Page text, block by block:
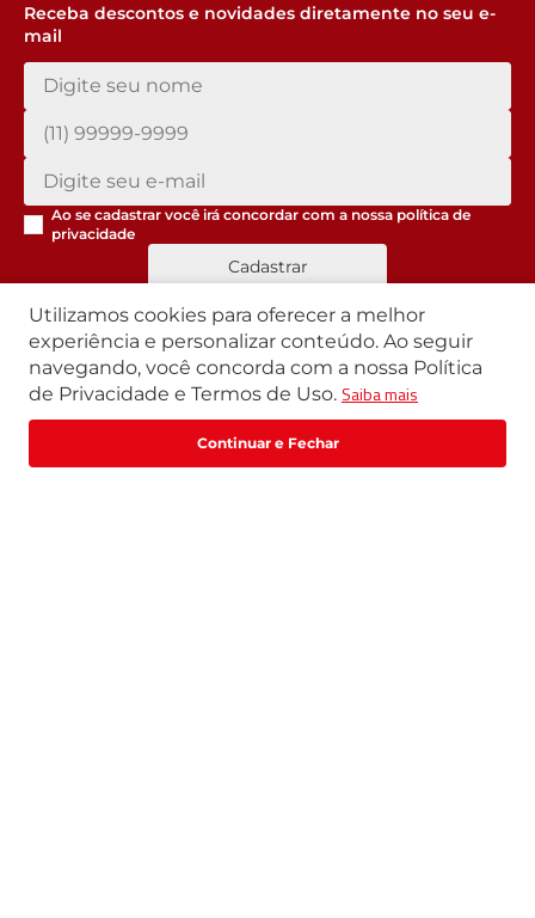
Fale com um especialista
Receba descontos e novidades diretamente no seu e-
mail
Ao se cadastrar você irá concordar com a nossa política de
privacidade
Cadastrar
Segunda a Sexta | 07h42 às 17h30
Exceto feriados
WhatsApp:
Email:loja@marte.com.br
Utilizamos cookies para oferecer a melhor
experiência e personalizar conteúdo. Ao seguir
navegando, você concorda com a nossa Política
de Privacidade e Termos de Uso. Saiba mais